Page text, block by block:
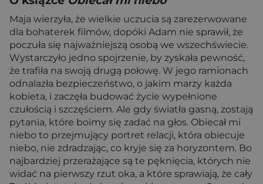
Maja wierzyła, że wielkie uczucia są zarezerwowane
dla bohaterek filmów, dopóki Adam nie sprawił, że
poczuła się najważniejszą osobą we wszechświecie.
Wystarczyło jedno spojrzenie, by zyskała pewność,
że trafiła na swoją drugą połowę. W jego ramionach
odnalazła bezpieczeństwo, o jakim marzy każda
kobieta, i zaczęła budować życie wypełnione
czułością i szczęściem. Ale gdy światła gasną, zostają
pytania, które boimy się zadać na głos. Obiecał mi
niebo to przejmujący portret relacji, która obiecuje
niebo, nie zdradzając, co kryje się za horyzontem. Bo
najbardziej przerażające są te pęknięcia, których nie
widać na pierwszy rzut oka, a które sprawiają, że cały